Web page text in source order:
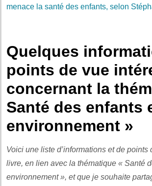
menace la santé des enfants, selon
Quelques
points de vue
concernant la
Santé des enfants
environnement »
Voici une liste d’informations et de points
livre, en lien avec la thématique « Santé
environnement », et que je souhaite